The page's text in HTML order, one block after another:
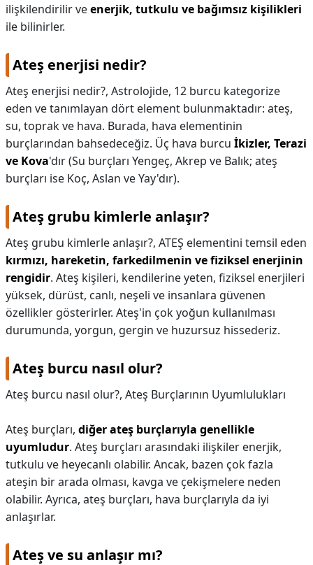
ilişkilendirilir veenerjik, tutkulu ve bağımsız kişilikleri
ile bilinirler.
Ateş enerjisi nedir?
Ateş enerjisi nedir?, Astrolojide, 12 burcu kategorize
eden ve tanımlayan dört element bulunmaktadır: ateş,
su, toprak ve hava. Burada, hava elementinin
burçlarından bahsedeceğiz. Üç hava burcu İkizler, Terazi
ve Kova'dır (Su burçları Yengeç, Akrep ve Balık; ateş
burçları ise Koç, Aslan ve Yay'dır).
Ateş grubu kimlerle anlaşır?
Ateş grubu kimlerle anlaşır?, ATEŞ elementini temsil eden
kırmızı, hareketin, farkedilmenin ve fiziksel enerjinin
rengidir. Ateş kişileri, kendilerine yeten, fiziksel enerjileri
yüksek, dürüst, canlı, neşeli ve insanlara güvenen
özellikler gösterirler. Ateş'in çok yoğun kullanılması
durumunda, yorgun, gergin ve huzursuz hissederiz.
Ateş burcu nasıl olur?
Ateş burcu nasıl olur?, Ateş Burçlarının Uyumlulukları
Ateş burçları, diğer ateş burçlarıyla genellikle
uyumludur. Ateş burçları arasındaki ilişkiler enerjik,
tutkulu ve heyecanlı olabilir. Ancak, bazen çok fazla
ateşin bir arada olması, kavga ve çekişmelere neden
olabilir. Ayrıca, ateş burçları, hava burçlarıyla da iyi
anlaşırlar.
Ateş ve su anlaşır mı?